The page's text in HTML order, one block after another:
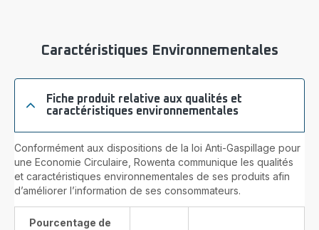
Caractéristiques Environnementales
Fiche produit relative aux qualités et
caractéristiques environnementales
Conformément aux dispositions de la loi Anti-Gaspillage pour
une Economie Circulaire, Rowenta communique les qualités
et caractéristiques environnementales de ses produits afin
d’améliorer l’information de ses consommateurs.
Pourcentage de